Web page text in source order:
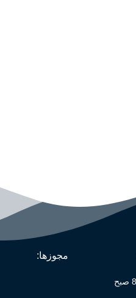
شنبه تا چهارشنبه 8:30 صبح
مجوزها: